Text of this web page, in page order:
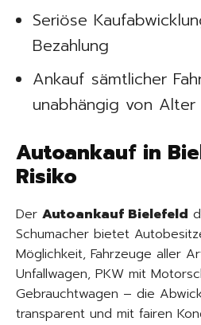
Seriöse
Bezahlung
Ankauf sämtlicher
unabhängig von
Autoankauf in
Risiko
Der Autoankauf Bielefeld
Schumacher bietet
Möglichkeit, Fahrzeuge aller
Unfallwagen, PKW mit
Gebrauchtwagen – die
transparent und mit fairen